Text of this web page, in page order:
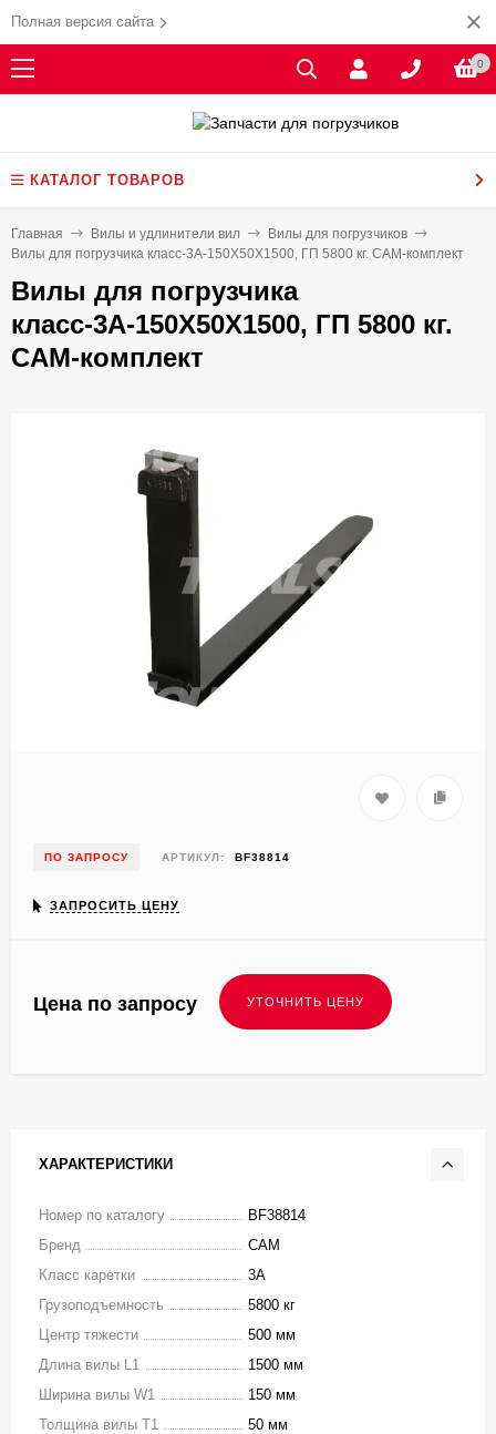
Полная версия сайта
0
КАТАЛОГ ТОВАРОВ
Главная Вилы и удлинители вил
Вилы для погрузчиков
Вилы для погрузчика класс-3А-150X50X1500, ГП 5800 кг. CAM-комплект
Вилы для погрузчика
класс-3А-150X50X1500, ГП 5800 кг.
CAM-комплект
ПО ЗАПРОСУ АРТИКУЛ: BF38814
ЗАПРОСИТЬ ЦЕНУ
Цена по запросу
ХАРАКТЕРИСТИКИ
Номер по каталогу
BF38814
Бренд
CAM
Класс каретки
3A
Грузоподъемность
5800 кг
Центр тяжести
500 мм
Длина вилы L1
1500 мм
Ширина вилы W1
150 мм
Толщина вилы T1
50 мм